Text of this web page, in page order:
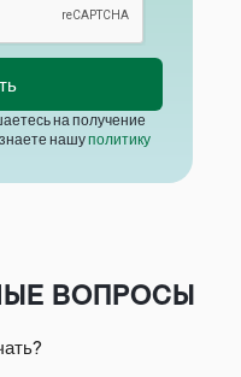
на получение
нашуполитику
ВОПРОСЫ